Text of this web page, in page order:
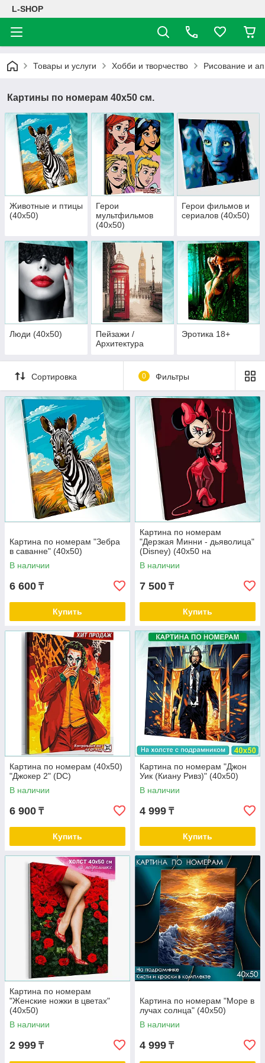
L-SHOP
Товары и услуги Хобби и творчество Рисование и
Картины по номерам 40х50 см.
Животные и птицы
(40х50)
Герои
мультфильмов
(40х50)
Герои фильмов и
сериалов (40х50)
Люди (40х50)
Пейзажи /
Архитектура
Эротика 18+
Сортировка 0 Фильтры
Картина по номерам "Зебра
в саванне" (40х50)
В наличии
6 600 ₸
Купить
Картина по номерам
"Дерзкая Минни - дьяволица"
(Disney) (40х50 на
подрамнике)
В наличии
7 500 ₸
Купить
Картина по номерам (40х50)
"Джокер 2" (DC)
В наличии
6 900 ₸
Купить
Картина по номерам "Джон
Уик (Киану Ривз)" (40х50)
В наличии
4 999 ₸
Купить
Картина по номерам
"Женские ножки в цветах"
(40х50)
В наличии
2 999 ₸
Картина по номерам "Море в
лучах солнца" (40х50)
В наличии
4 999 ₸